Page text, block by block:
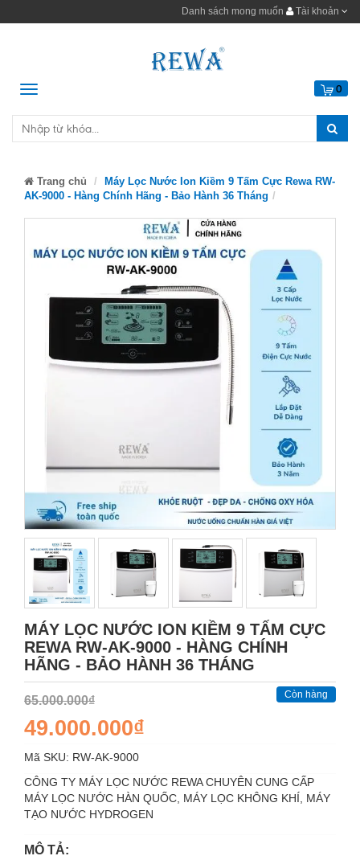
Danh sách mong muốn Tài khoản
Menu 0
Trang chủ
Máy Lọc Nước Ion Kiềm 9 Tấm Cực Rewa RW-
AK-9000 - Hàng Chính Hãng - Bảo Hành 36 Tháng
MÁY LỌC NƯỚC ION KIỀM 9 TẤM CỰC
REWA RW-AK-9000 - HÀNG CHÍNH
HÃNG - BẢO HÀNH 36 THÁNG
65.000.000₫
49.000.000₫
Còn hàng
Mã SKU: RW-AK-9000
CÔNG TY MÁY LỌC NƯỚC REWA CHUYÊN CUNG CẤP
MÁY LỌC NƯỚC HÀN QUỐC, MÁY LỌC KHÔNG KHÍ, MÁY
TẠO NƯỚC HYDROGEN
MÔ TẢ: